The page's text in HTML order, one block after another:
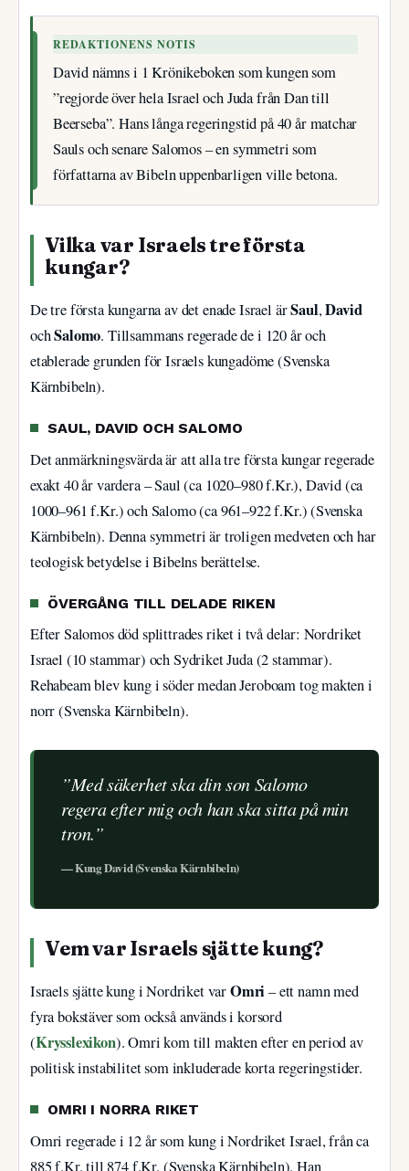
REDAKTIONENS NOTIS
David nämns i 1 Krönikeboken som kungen som
”regjorde över hela Israel och Juda från Dan till
Beerseba”. Hans långa regeringstid på 40 år matchar
Sauls och senare Salomos – en symmetri som
författarna av Bibeln uppenbarligen ville betona.
Vilka var Israels tre första
kungar?
De tre första kungarna av det enade Israel ärSaul,David
ochSalomo. Tillsammans regerade de i 120 år och
etablerade grunden för Israels kungadöme (Svenska
Kärnbibeln).
SAUL, DAVID OCH SALOMO
Det anmärkningsvärda är att alla tre första kungar regerade
exakt 40 år vardera – Saul (ca 1020–980 f.Kr.), David (ca
1000–961 f.Kr.) och Salomo (ca 961–922 f.Kr.) (Svenska
Kärnbibeln). Denna symmetri är troligen medveten och har
teologisk betydelse i Bibelns berättelse.
ÖVERGÅNG TILL DELADE RIKEN
Efter Salomos död splittrades riket i två delar: Nordriket
Israel (10 stammar) och Sydriket Juda (2 stammar).
Rehabeam blev kung i söder medan Jeroboam tog makten i
norr (Svenska Kärnbibeln).
”Med säkerhet ska din son Salomo
regera efter mig och han ska sitta på min
tron.”
— Kung David (Svenska Kärnbibeln)
Vem var Israels sjätte kung?
Israels sjätte kung i Nordriket varOmri – ett namn med
fyra bokstäver som också används i korsord
(Krysslexikon). Omri kom till makten efter en period av
politisk instabilitet som inkluderade korta regeringstider.
OMRI I NORRA RIKET
Omri regerade i 12 år som kung i Nordriket Israel, från ca
885 f.Kr. till 874 f.Kr. (Svenska Kärnbibeln). Han